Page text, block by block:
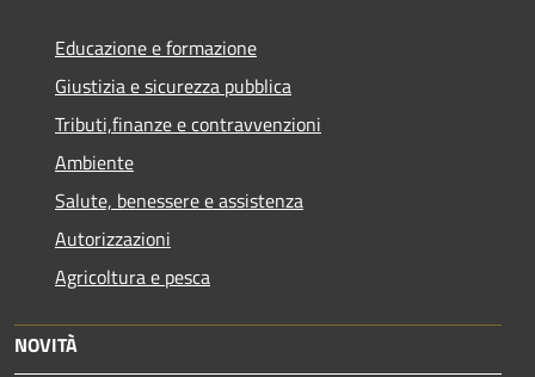
Educazione e formazione
Giustizia e sicurezza pubblica
Tributi,finanze e contravvenzioni
Ambiente
Salute, benessere e assistenza
Autorizzazioni
Agricoltura e pesca
NOVITÀ